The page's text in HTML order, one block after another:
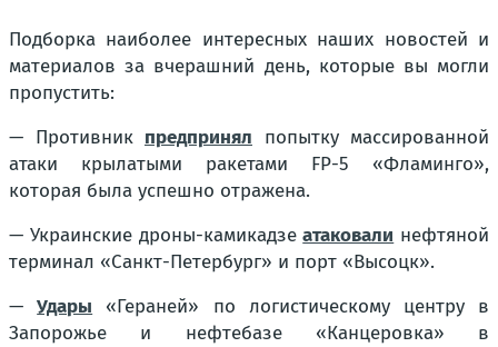
Подборка наиболее интересных наших новостей и
материалов за вчерашний день, которые вы могли
пропустить:
— Противник предпринял попытку массированной
атаки крылатыми ракетами FP-5 «Фламинго»,
которая была успешно отражена.
— Украинские дроны-камикадзеатаковали нефтяной
терминал «Санкт-Петербург» и порт «Высоцк».
—Удары «Гераней» по логистическому центру в
Запорожье и нефтебазе «Канцеровка» в